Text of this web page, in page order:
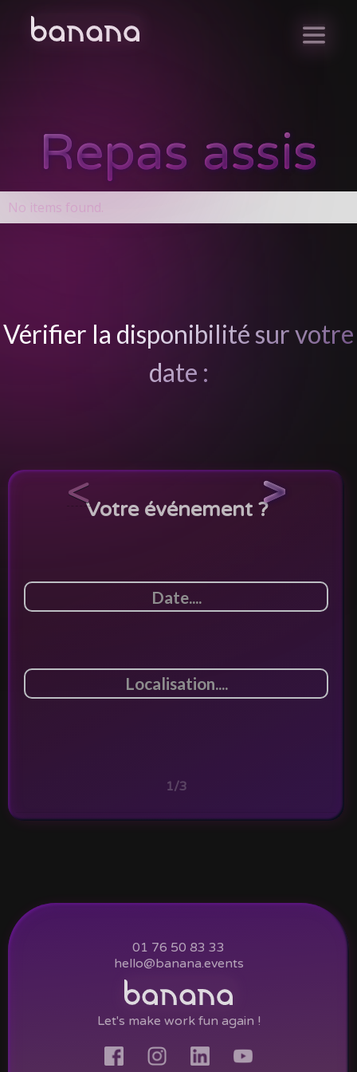
Repas assis
No items found.
Vérifier la disponibilité sur votre
date :
Votre événement ?
1/3
< >
01 76 50 83 33
hello@banana.events
Let's make work fun again !